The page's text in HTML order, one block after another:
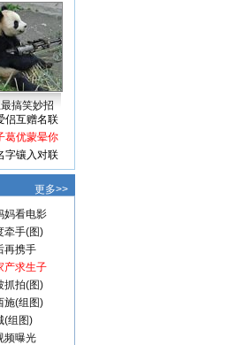
搞笑妙招
侣互赠名联
葛优蒙晕你
字镶入对联
更多>>
妈看电影
牵手(图)
再携手
产求生子
抓拍(图)
施(组图)
(组图)
频曝光